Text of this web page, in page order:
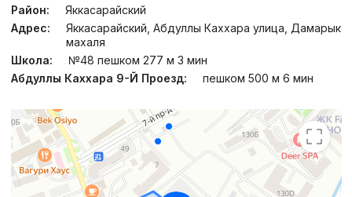
Район:
Яккасарайский
Адрес:
Яккасарайский, Абдуллы Каххара улица, Дамарык
махаля
Школа:
№48 пешком 277 м 3 мин
Абдуллы Каххара 9-Й Проезд:
пешком 500 м 6 мин